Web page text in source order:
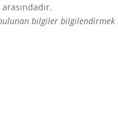
bilgiler bilgilendirmek